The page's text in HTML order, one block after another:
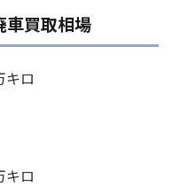
車買取相場
キロ
キロ